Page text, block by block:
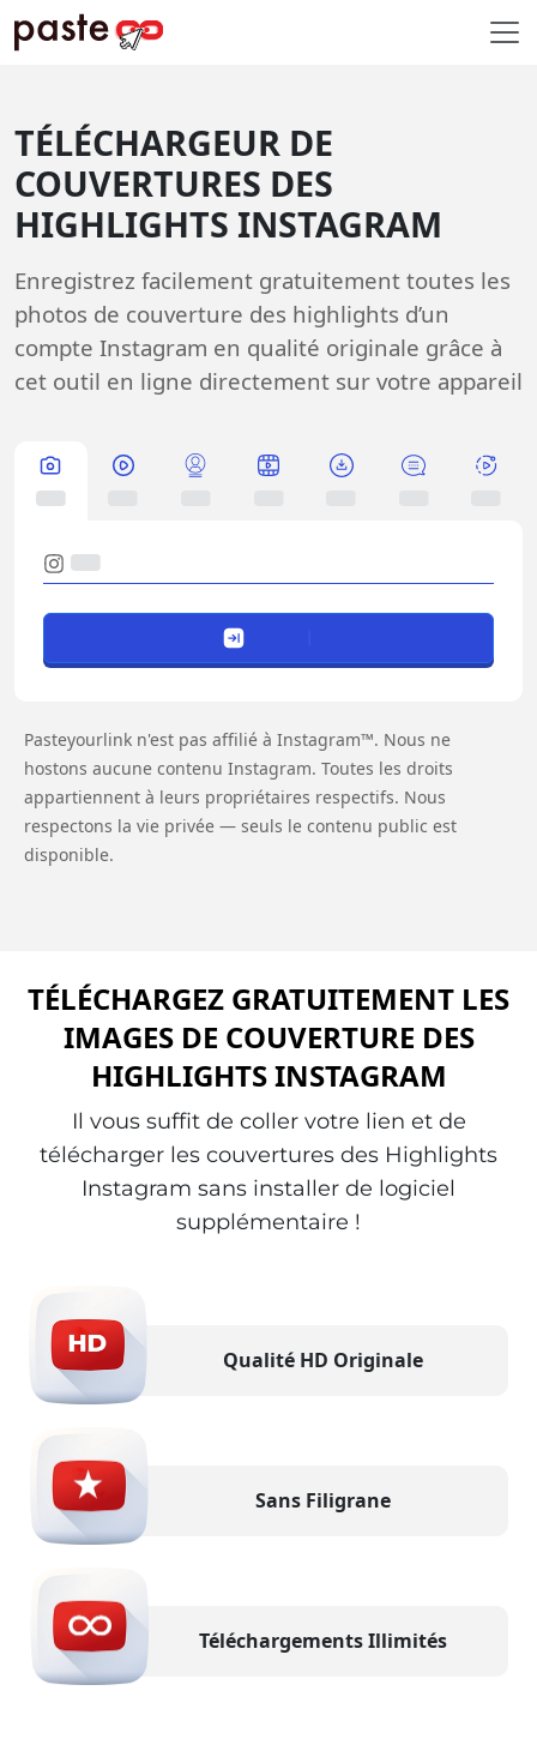
TÉLÉCHARGEUR DE
COUVERTURES DES
HIGHLIGHTS INSTAGRAM
Enregistrez facilement gratuitement toutes les
photos de couverture des highlights d’un
compte Instagram en qualité originale grâce à
cet outil en ligne directement sur votre appareil
Pasteyourlink n'est pas affilié à Instagram™. Nous ne
hostons aucune contenu Instagram. Toutes les droits
appartiennent à leurs propriétaires respectifs. Nous
respectons la vie privée — seuls le contenu public est
disponible.
TÉLÉCHARGEZ GRATUITEMENT LES
IMAGES DE COUVERTURE DES
HIGHLIGHTS INSTAGRAM
Il vous suffit de coller votre lien et de
télécharger les couvertures des Highlights
Instagram sans installer de logiciel
supplémentaire !
Qualité HD Originale
Sans Filigrane
Téléchargements Illimités